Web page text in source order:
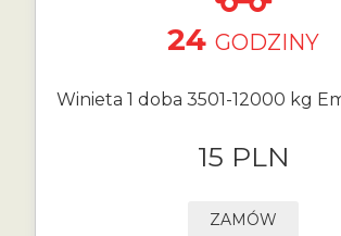
24 GODZINY
Winieta 1 doba 3501-12000 kg
15 PLN
ZAMÓW